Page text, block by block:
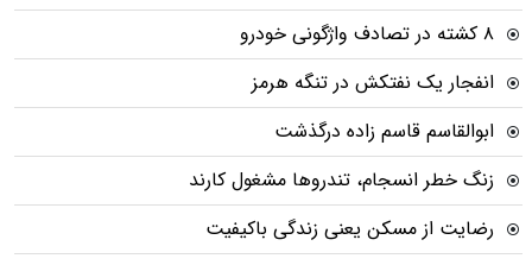
۸ کشته در تصادف واژگونی خودرو
انفجار یک نفتکش در تنگه هرمز
ابوالقاسم قاسم زاده درگذشت
زنگ خطر انسجام، تندروها مشغول کارند
رضایت از مسکن یعنی زندگی باکیفیت